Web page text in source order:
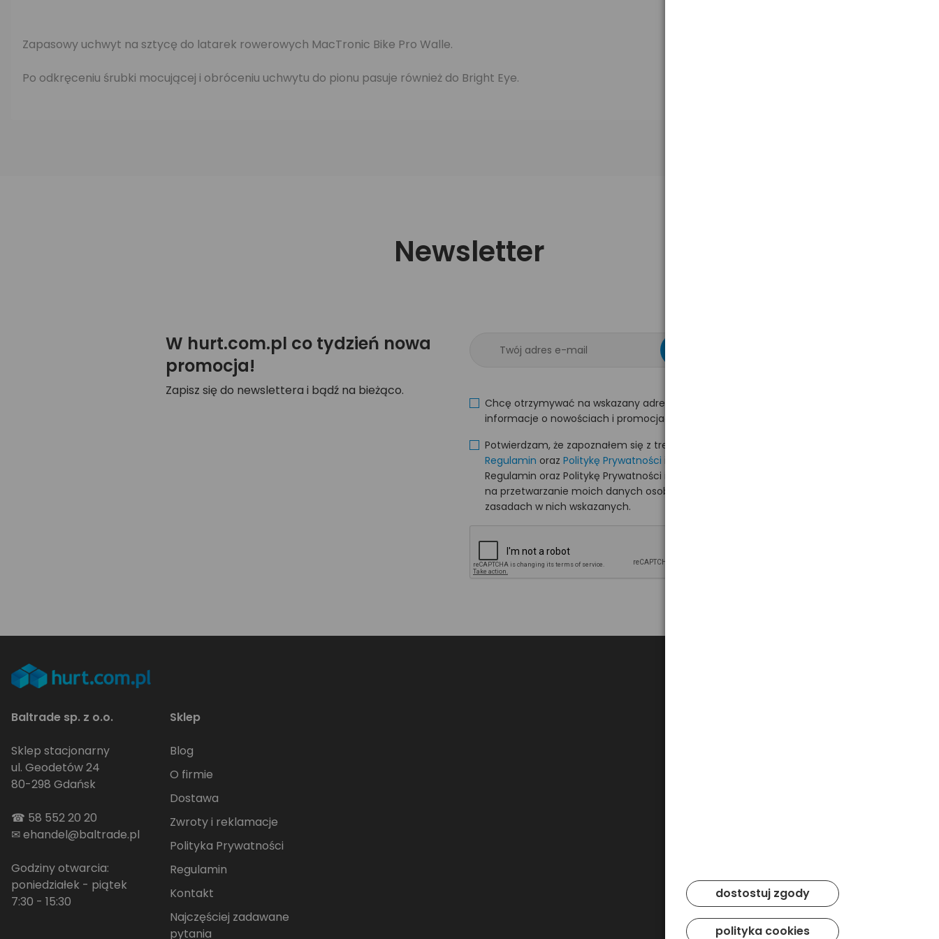
Zapasowy uchwyt na sztycę do latarek rowerowych MacTronic Bike Pro Walle.
Po odkręceniu śrubki mocującej i obróceniu uchwytu do pionu pasuje również do Bright Eye.
Newsletter
W hurt.com.pl co tydzień nowa
promocja!
Zapisz się do newslettera i bądź na bieżąco.
Chcę otrzymywać na wskazany adres e-mail
informacje o nowościach i promocjach na hurt.com.pl.
Potwierdzam, że zapoznałem się z treścią i akceptuję
Regulamin oraz Politykę Prywatności
Regulamin oraz Politykę Prywatności i wyrażam zgodę
na przetwarzanie moich danych osobowych na
zasadach w nich wskazanych.
Baltrade sp. z o.o.
Sklep stacjonarny
ul. Geodetów 24
80-298 Gdańsk
☎ 58 552 20 20
✉ehandel@baltrade.pl
Godziny otwarcia:
poniedziałek - piątek
7:30 - 15:30
Sklep
Blog
O firmie
Dostawa
Zwroty i reklamacje
Polityka Prywatności
Regulamin
Kontakt
Najczęściej zadawane
pytania
dostostuj zgody
polityka cookies